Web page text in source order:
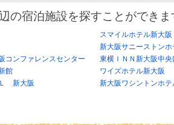
の宿泊施設を探すことができま
スマイルホテル新大阪
新大阪サニーストンホ
コンファレンスセンター
東横ＩＮＮ新大阪中央
館
ワイズホテル新大阪
新大阪
新大阪ワシントンホテ